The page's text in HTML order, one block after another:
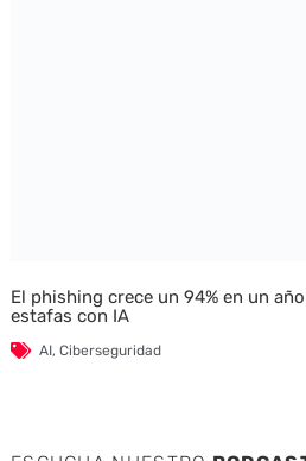
El phishing crece un 94% en un
estafas con IA
AI, Ciberseguridad